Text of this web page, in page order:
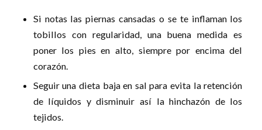
Si notas las piernas cansadas o se te inflaman los
tobillos con regularidad, una buena medida es
poner los pies en alto, siempre por encima del
corazón.
Seguir una dieta baja en sal para evita la retención
de líquidos y disminuir así la hinchazón de los
tejidos.